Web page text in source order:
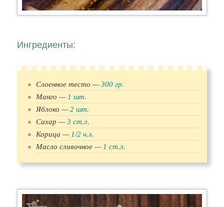
Ингредиенты:
Слоенное тесто —300 гр.
Манго — 1 шт.
Яблоко —2 шт.
Сахар —3 ст.л.
Корица — 1/2 ч.л.
Масло сливочное — 1 ст.л.